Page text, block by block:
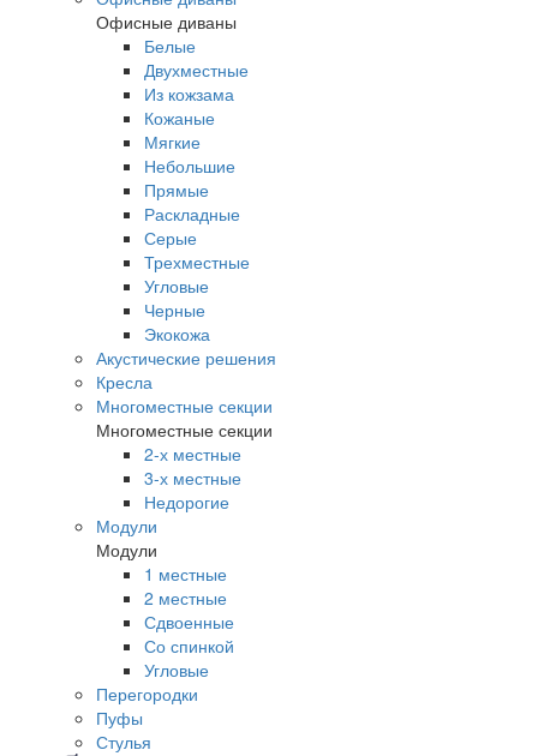
Офисные диваны
Белые
Двухместные
Из кожзама
Кожаные
Мягкие
Небольшие
Прямые
Раскладные
Серые
Трехместные
Угловые
Черные
Экокожа
Акустические решения
Кресла
Многоместные секции
Многоместные секции
2-х местные
3-х местные
Недорогие
Модули
Модули
1 местные
2 местные
Сдвоенные
Со спинкой
Угловые
Перегородки
Пуфы
Стулья